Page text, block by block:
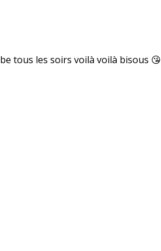
tous les soirs voilà voilà bisous 😘